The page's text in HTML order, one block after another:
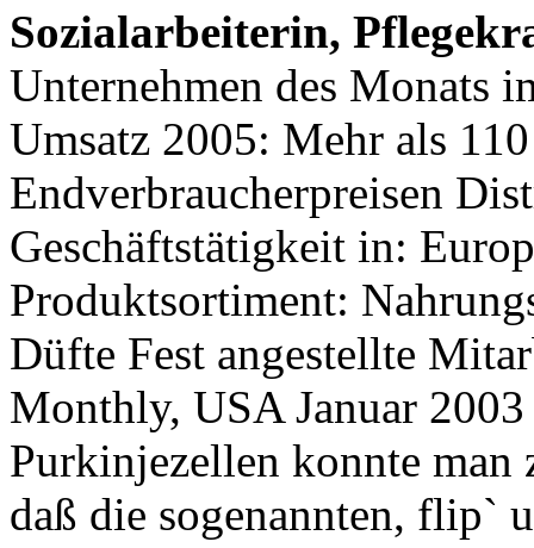
Sozialarbeiterin,
Unternehmen des Monats
Umsatz 2005: Mehr als
Endverbraucherpreisen
Geschäftstätigkeit in:
Produktsortiment:
Düfte Fest angestellte
Monthly, USA Januar
Purkinjezellen konnte man
daß die sogenannten, flip`